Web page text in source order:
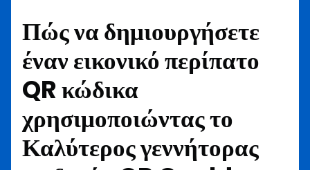
Πώς να δημιουργήσετε
έναν εικονικό περίπατο
QR κώδικα
χρησιμοποιώντας το
Καλύτερος γεννήτορας